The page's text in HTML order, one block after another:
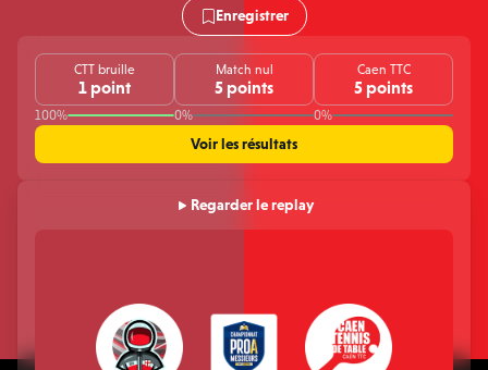
Enregistrer
CTT bruille
1 point
100%
Match nul
5 points
0%
Caen TTC
5 points
0%
Voir les résultats
Regarder le replay